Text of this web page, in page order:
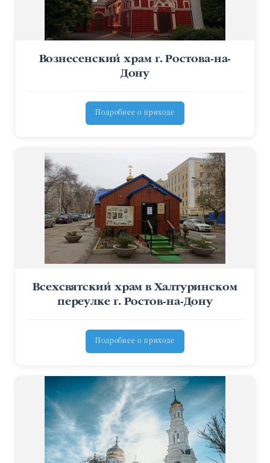
Вознесенский храм г. Ростова-на-
Дону
Подробнее о приходе
Всехсвятский храм в Халтуринском
переулке г. Ростов-на-Дону
Подробнее о приходе